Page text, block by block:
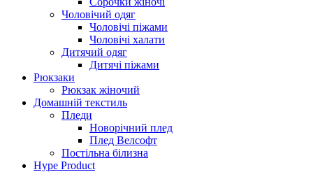
Чоловічий одяг
Чоловічі піжами
Чоловічі халати
Дитячий одяг
Дитячі піжами
Рюкзаки
Рюкзак жіночий
Домашній текстиль
Пледи
Новорічний плед
Плед Велсофт
Постільна білизна
Hype Product